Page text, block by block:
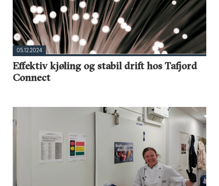
05.12.2024
Effektiv kjøling og stabil drift hos Tafjord
Connect